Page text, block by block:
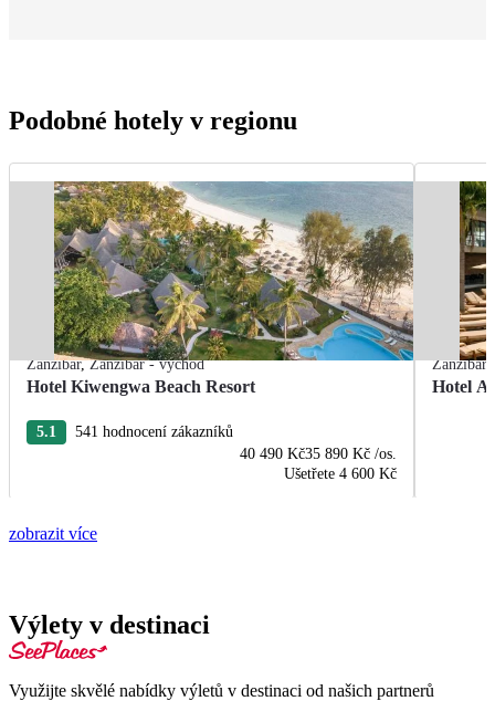
Podobné hotely v regionu
Zanzibar,Zanzibar - východ
Hotel Kiwengwa Beach Resort
5.1
541 hodnocení zákazníků
40 490 Kč35 890 Kč /os.
Ušetřete 4 600 Kč
Zanzibar
Hotel
zobrazit více
Výlety v destinaci
Využijte skvělé nabídky výletů v destinaci od našich partnerů